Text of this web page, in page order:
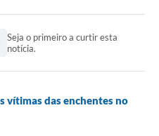
Seja o primeiro a curtir esta
notícia.
vítimas das enchentes no